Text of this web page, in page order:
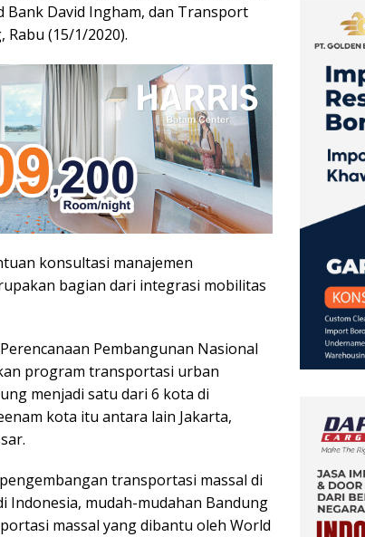
Bank David Ingham, dan Transport
Rabu (15/1/2020).
konsultasi manajemen
bagian dari integrasi mobilitas
Pembangunan Nasional
program transportasi urban
menjadi satu dari 6 kota di
kota itu antara lain Jakarta,
transportasi massal di
Indonesia, mudah-mudahan Bandung
massal yang dibantu oleh World